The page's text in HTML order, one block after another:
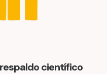
científico